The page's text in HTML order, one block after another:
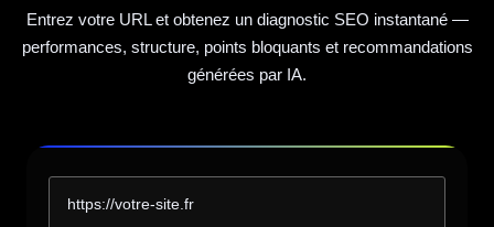
Entrez votre URL et obtenez un diagnostic SEO instantané —
performances, structure, points bloquants et recommandations
générées par IA.